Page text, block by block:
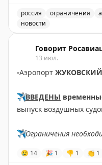
россия ограничения
новости
Говорит
13 июл.
▫️Аэропорт ЖУКОВСКИЙ
✈️ВВЕДЕНЫ
выпуск воздушных
✈️Ограничения
😢 14 🎉 1 👎 1 👏 1